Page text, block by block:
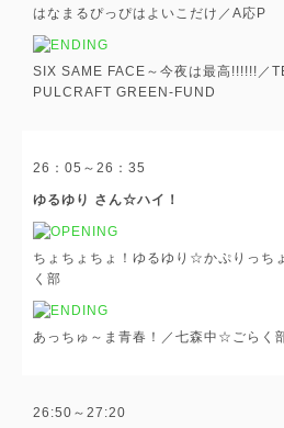
はなまるぴっぴはよいこだけ／A応P
SIX SAME FACE～今夜は最高!!!!!!／
PULCRAFT GREEN-FUND
26：05～26：35
ゆるゆり さん☆ハイ！
ちょちょちょ！ゆるゆり☆かぷりっち
く部
あっちゅ～ま青春！／七森中☆ごらく
26:50～27:20